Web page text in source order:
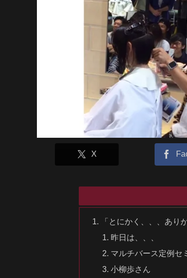
X
「とにかく、、、あり
昨日は、、、
マルチバース定例セ
小柳歩さん